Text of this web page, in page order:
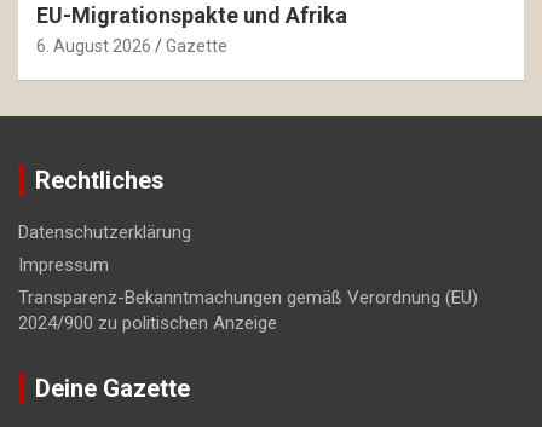
EU-Migrationspakte und Afrika
6. August 2026 Gazette
Rechtliches
Datenschutzerklärung
Impressum
Transparenz-Bekanntmachungen gemäß Verordnung (EU)
2024/900 zu politischen Anzeige
Deine Gazette